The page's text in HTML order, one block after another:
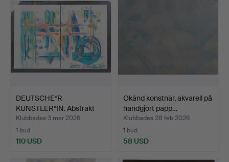
DEUTSCHE*R
KÜNSTLER*IN. Abstrakt
kompositi…
Klubbades 3 mar 2026
1 bud
110 USD
Okänd konstnär, akvarell på
handgjort papp…
Klubbades 28 feb 2026
1 bud
58 USD